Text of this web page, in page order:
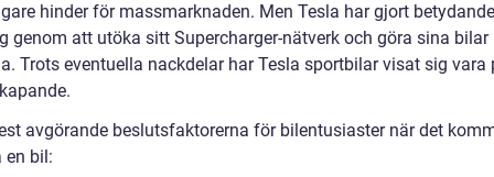
hinder för massmarknaden. Men Tesla har gjort betydande
genom att utöka sitt Supercharger-nätverk och göra sina bilar
Trots eventuella nackdelar har Tesla sportbilar visat sig vara
avgörande beslutsfaktorerna för bilentusiaster när det
en bil: